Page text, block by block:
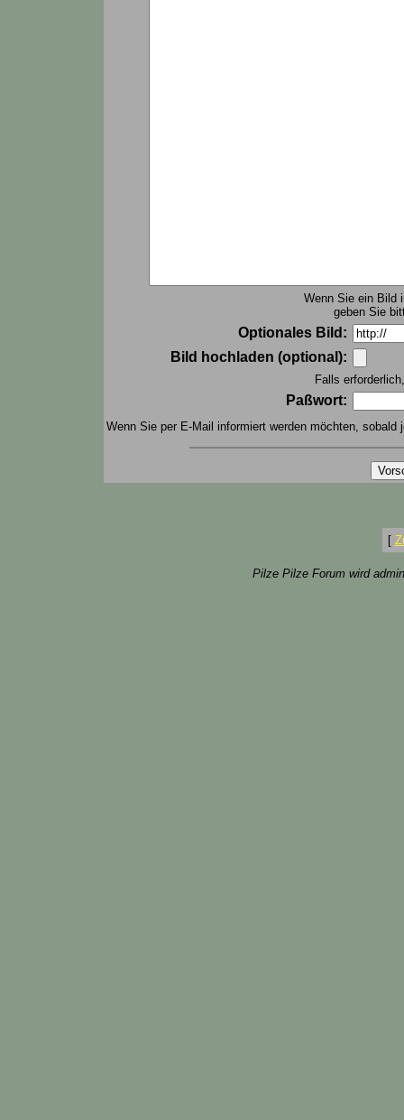
Wenn Sie ein Bild
geben Sie
Optionales Bild:
Bild hochladen (optional):
Falls
Paßwort:
Wenn Sie per E-Mail informiert werden möchten,
[
Pilze Pilze Forum wird